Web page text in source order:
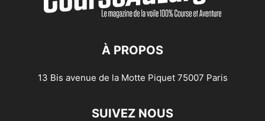
À PROPOS
13 Bis avenue de la Motte Piquet 75007 Paris
SUIVEZ NOUS